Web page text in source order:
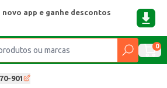
novo app e ganhe descontos
0
901